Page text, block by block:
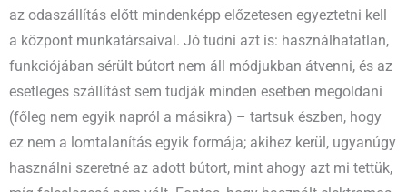
az odaszállítás előtt mindenképp előzetesen egyeztetni kell
a központ munkatársaival. Jó tudni azt is: használhatatlan,
funkciójában sérült bútort nem áll módjukban átvenni, és az
esetleges szállítást sem tudják minden esetben megoldani
(főleg nem egyik napról a másikra) – tartsuk észben, hogy
ez nem a lomtalanítás egyik formája; akihez kerül, ugyanúgy
használni szeretné az adott bútort, mint ahogy azt mi tettük,